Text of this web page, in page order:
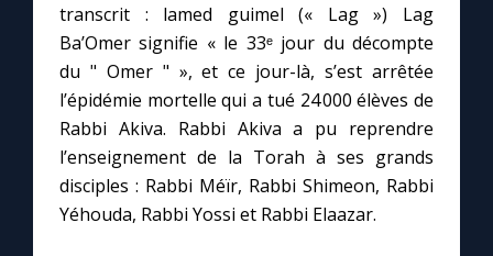
transcrit : lamed guimel (« Lag ») Lag
Ba’Omer signifie « le 33ᵉ jour du décompte
du " Omer " », et ce jour-là, s’est arrêtée
l’épidémie mortelle qui a tué 24 000 élèves de
Rabbi Akiva. Rabbi Akiva a pu reprendre
l’enseignement de la Torah à ses grands
disciples : Rabbi Méïr, Rabbi Shimeon, Rabbi
Yéhouda, Rabbi Yossi et Rabbi Elaazar.